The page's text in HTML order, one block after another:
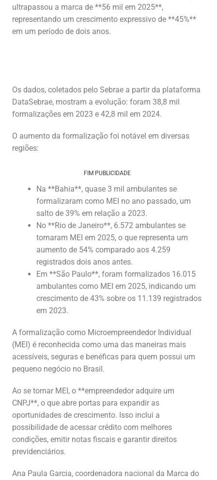
ultrapassou a marca de **56 mil em 2025**,
representando um crescimento expressivo de **45%**
em um período de dois anos.
Os dados, coletados pelo Sebrae a partir da plataforma
DataSebrae, mostram a evolução: foram 38,8 mil
formalizações em 2023 e 42,8 mil em 2024.
O aumento da formalização foi notável em diversas
regiões:
FIM PUBLICIDADE
Na **Bahia**, quase 3 mil ambulantes se
formalizaram como MEI no ano passado, um
salto de 39% em relação a 2023.
No **Rio de Janeiro**, 6.572 ambulantes se
tornaram MEI em 2025, o que representa um
aumento de 54% comparado aos 4.259
registrados dois anos antes.
Em **São Paulo**, foram formalizados 16.015
ambulantes como MEI em 2025, indicando um
crescimento de 43% sobre os 11.139 registrados
em 2023.
A formalização como Microempreendedor Individual
(MEI) é reconhecida como uma das maneiras mais
acessíveis, seguras e benéficas para quem possui um
pequeno negócio no Brasil.
Ao se tornar MEI, o **empreendedor adquire um
CNPJ**, o que abre portas para expandir as
oportunidades de crescimento. Isso inclui a
possibilidade de acessar crédito com melhores
condições, emitir notas fiscais e garantir direitos
previdenciários.
Ana Paula Garcia, coordenadora nacional da Marca do